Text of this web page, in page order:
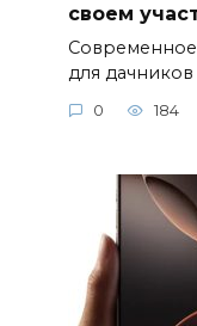
своем
для
0 184